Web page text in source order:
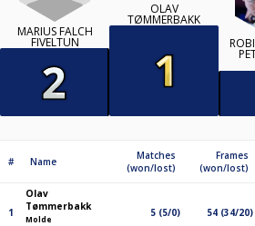
MARIUS FALCH
FIVELTUN
OLAV
TØMMERBAKK
# Name
Matches
(won/lost)
Frames
(won/lost)
1
Olav
Tømmerbakk
Molde
5 (5/0) 54 (34/20)